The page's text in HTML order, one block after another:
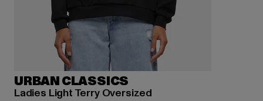
URBAN CLASSICS
Ladies Light Terry Oversized